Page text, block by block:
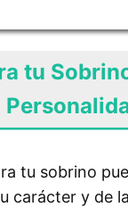
tu
tu sobrino
carácter y de